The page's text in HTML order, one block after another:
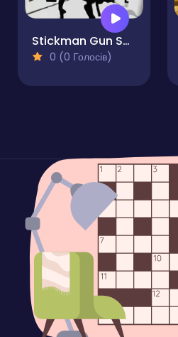
Stickman Gun Shooter 3D
0 (0 Голосів)